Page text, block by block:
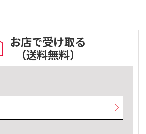
お店で受け取る
（送料無料）